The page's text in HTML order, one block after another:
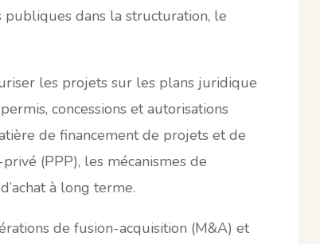
dans la structuration, le
les projets sur les plans juridique
concessions et autorisations
de financement de projets et de
(PPP), les mécanismes de
à long terme.
de fusion-acquisition (M&A) et